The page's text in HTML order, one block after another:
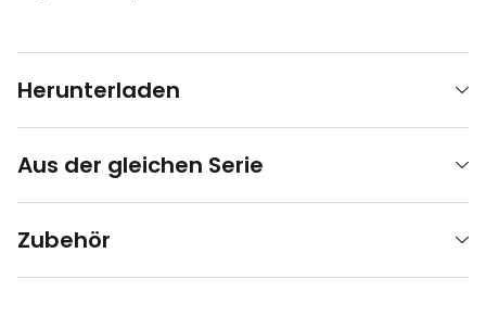
Herunterladen
Aus der gleichen Serie
Zubehör